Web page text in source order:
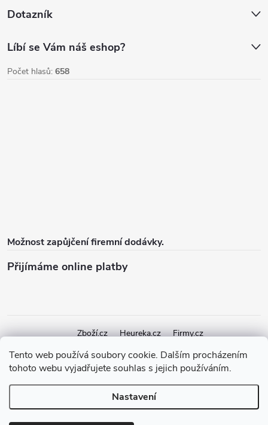
Tento web používá soubory cookie. Dalším procházením
tohoto webu vyjadřujete souhlas s jejich používáním.
Nastavení
Dotazník
Líbí se Vám náš eshop?
Počet hlasů: 658
Možnost zapůjčení firemní dodávky.
Přijímáme online platby
Zboží.cz Heureka.cz Firmy.cz
nastavení cookies